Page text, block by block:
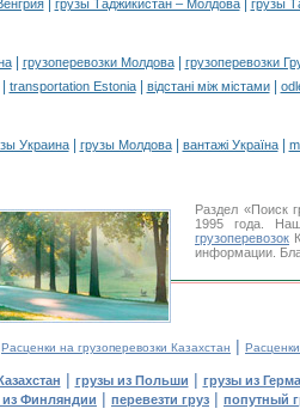
| грузы Таджикистан – Молдова| грузы
| грузоперевозки Молдова|
грузоперевозки
transportation Estonia| відстані між містами|
Украина| грузы Молдова| вантажі Україна|
Раздел «Поиск
1995 года.
грузоперевозок
информации.
Расценки на грузоперевозки Казахстан |
| грузы из Польши | грузы из
из Финляндии | перевезти груз | попутный